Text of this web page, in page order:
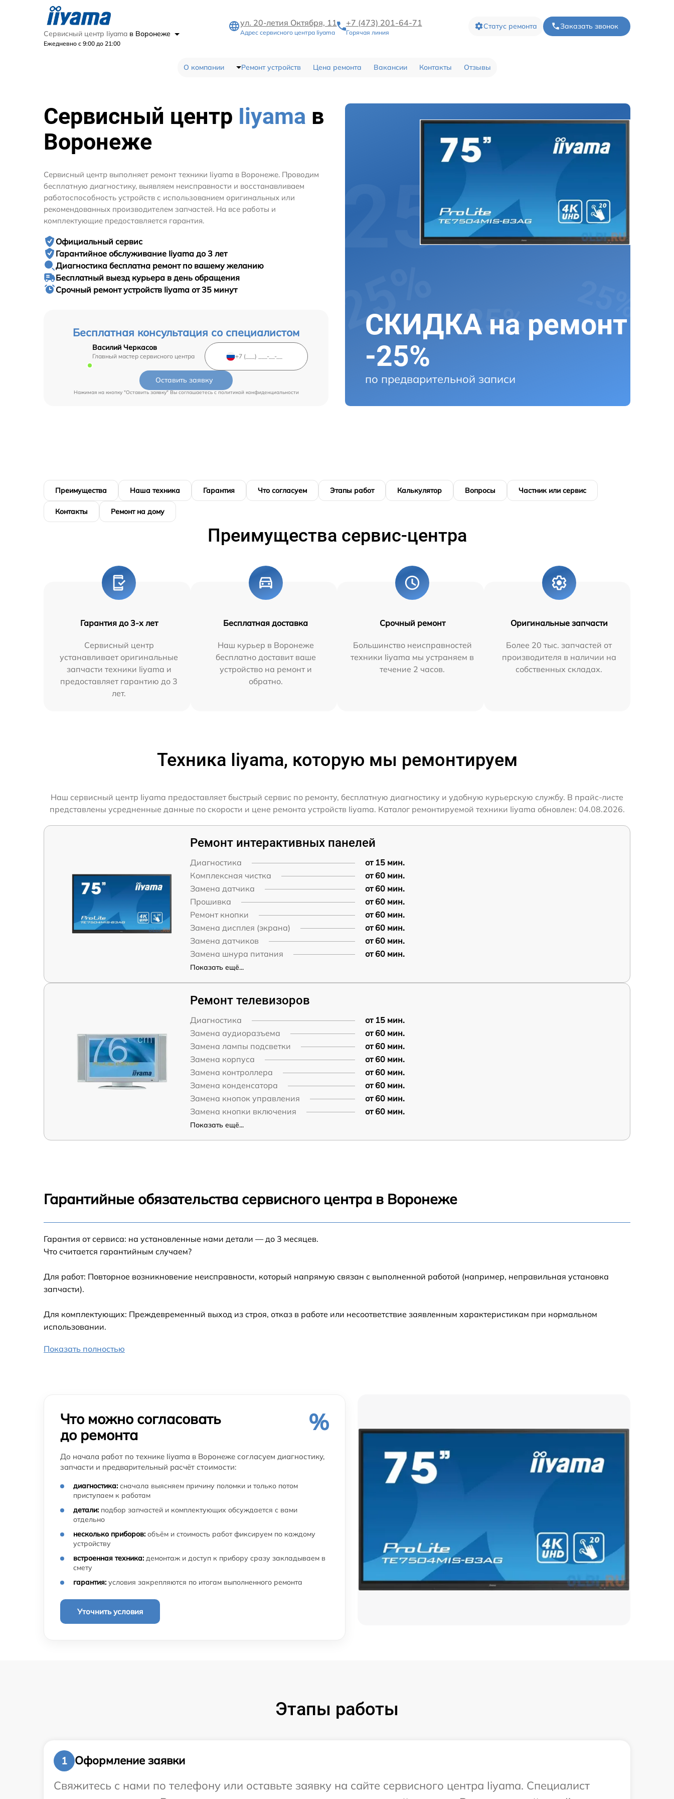
Сервисный центр Iiyama в Воронеже
Ежедневно с 9:00 до 21:00
ул. 20-летия Октября, 11
Адрес сервисного центра Iiyama
+7 (473) 201-64-71
Горячая линия
Статус ремонта Заказать звонок
О компании Ремонт устройств Цена ремонта Вакансии Контакты Отзывы
Сервисный центр Iiyama в
Воронеже
Бесплатная консультация со специалистом
Василий Черкасов
Главный мастер сервисного центра
Оставить заявку
Нажимая на кнопку "Оставить заявку" Вы соглашаетесь cполитикой конфиденциальности
Сервисный центр выполняет ремонт техники Iiyama в Воронеже. Проводим
бесплатную диагностику, выявляем неисправности и восстанавливаем
работоспособность устройств с использованием оригинальных или
рекомендованных производителем запчастей. На все работы и
комплектующие предоставляется гарантия.
Официальный сервис
Гарантийное обслуживание Iiyama до 3 лет
Диагностика бесплатна ремонт по вашему желанию
Бесплатный выезд курьера в день обращения
Срочный ремонтустройств Iiyama от 35 минут
СКИДКА на ремонт
-25%
по предварительной записи
Преимущества Наша техника Гарантия Что согласуем Этапы работ Калькулятор Вопросы Частник или сервис
Контакты Ремонт на дому
Преимущества сервис-центра
Гарантия до 3-х лет
Сервисный центр
устанавливает оригинальные
запчасти техники Iiyama и
предоставляет гарантию до 3
лет.
Бесплатная доставка
Наш курьер в Воронеже
бесплатно доставит ваше
устройство на ремонт и
обратно.
Срочный ремонт
Большинство неисправностей
техники Iiyama мы устраняем в
течение 2 часов.
Оригинальные запчасти
Более 20 тыс. запчастей от
производителя в наличии на
собственных складах.
Техника Iiyama, которую мы ремонтируем
Наш сервисный центр Iiyama предоставляет быстрый сервис по ремонту, бесплатную диагностику и удобную курьерскую службу. В прайс-листе
представлены усредненные данные по скорости и цене ремонта устройств Iiyama. Каталог ремонтируемой техники Iiyama обновлен: 04.08.2026.
Ремонт интерактивных панелей
Диагностика
от 15 мин.
Комплексная чистка
от 60 мин.
Замена датчика
от 60 мин.
Прошивка
от 60 мин.
Ремонт кнопки
от 60 мин.
Замена дисплея (экрана)
от 60 мин.
Замена датчиков
от 60 мин.
Замена шнура питания
от 60 мин.
Показать ещё...
Ремонт телевизоров
Диагностика
от 15 мин.
Замена аудиоразъема
от 60 мин.
Замена лампы подсветки
от 60 мин.
Замена корпуса
от 60 мин.
Замена контроллера
от 60 мин.
Замена конденсатора
от 60 мин.
Замена кнопок управления
от 60 мин.
Замена кнопки включения
от 60 мин.
Показать ещё...
Гарантийные обязательства сервисного центра в Воронеже
Гарантия от сервиса: на установленные нами детали — до 3 месяцев.
Что считается гарантийным случаем?
Для работ: Повторное возникновение неисправности, который напрямую связан с выполненной работой (например, неправильная установка
запчасти).
Для комплектующих: Преждевременный выход из строя, отказ в работе или несоответствие заявленным характеристикам при нормальном
использовании.
Показать полностью
Что можно согласовать
до ремонта
%
До начала работ по технике Iiyama в Воронеже согласуем диагностику,
запчасти и предварительный расчёт стоимости:
диагностика: сначала выясняем причину поломки и только потом
приступаем к работам
детали: подбор запчастей и комплектующих обсуждается с вами
отдельно
несколько приборов: объём и стоимость работ фиксируем по каждому
устройству
встроенная техника: демонтаж и доступ к прибору сразу закладываем в
смету
гарантия: условия закрепляются по итогам выполненного ремонта
Уточнить условия
Этапы работы
1
Оформление заявки
Свяжитесь с нами по телефону или оставьте заявку на сайте сервисного центра Iiyama. Специалист